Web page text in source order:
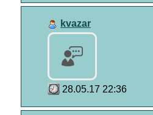
kvazar
28.05.17 22:36